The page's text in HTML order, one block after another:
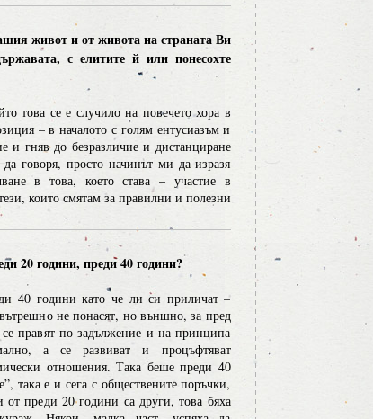
живот и от живота на страната Ви
с елитите й или понесохте
това се е случило на повечето хора в
– в началото с голям ентусиазъм и
и гняв до безразличие и дистанциране
говоря, просто начинът ми да изразя
в това, което става – участие в
които смятам за правилни и полезни
20 години, преди 40 години?
40 години като че ли си приличат –
не понасят, но външно, за пред
правят по задължение и на принципа
а се развиват и процъфтяват
отношения. Така беше преди 40
така е и сега с обществените поръчки,
от преди 20 години са други, това бяха